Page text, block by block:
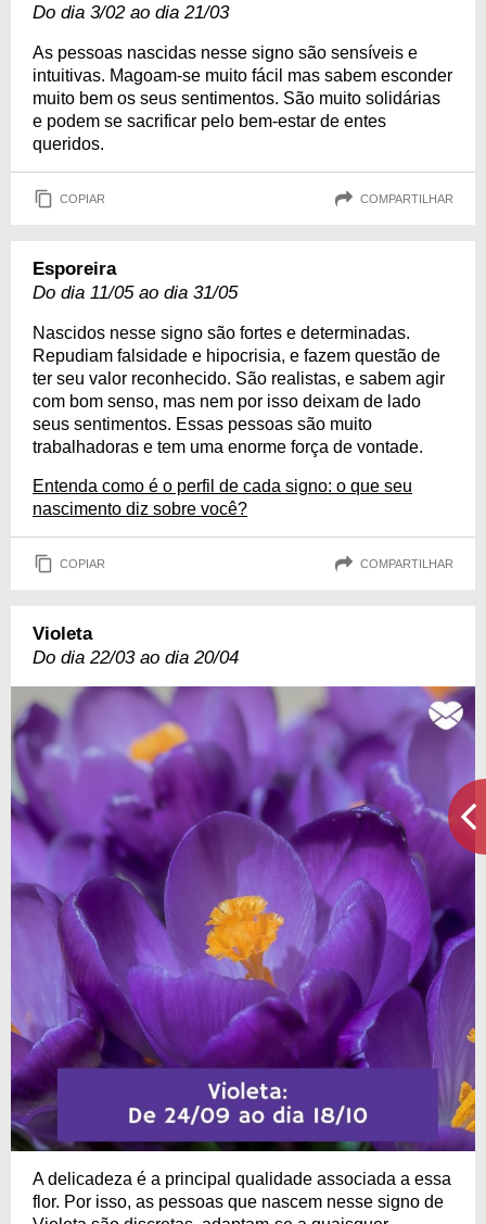
Do dia 3/02 ao dia 21/03
As pessoas nascidas nesse signo são sensíveis e
intuitivas. Magoam-se muito fácil mas sabem esconder
muito bem os seus sentimentos. São muito solidárias
e podem se sacrificar pelo bem-estar de entes
queridos.
COPIAR COMPARTILHAR
Esporeira
Do dia 11/05 ao dia 31/05
Nascidos nesse signo são fortes e determinadas.
Repudiam falsidade e hipocrisia, e fazem questão de
ter seu valor reconhecido. São realistas, e sabem agir
com bom senso, mas nem por isso deixam de lado
seus sentimentos. Essas pessoas são muito
trabalhadoras e tem uma enorme força de vontade.
Entenda como é o perfil de cada signo: o que seu
nascimento diz sobre você?
COPIAR COMPARTILHAR
Violeta
Do dia 22/03 ao dia 20/04
A delicadeza é a principal qualidade associada a essa
flor. Por isso, as pessoas que nascem nesse signo de